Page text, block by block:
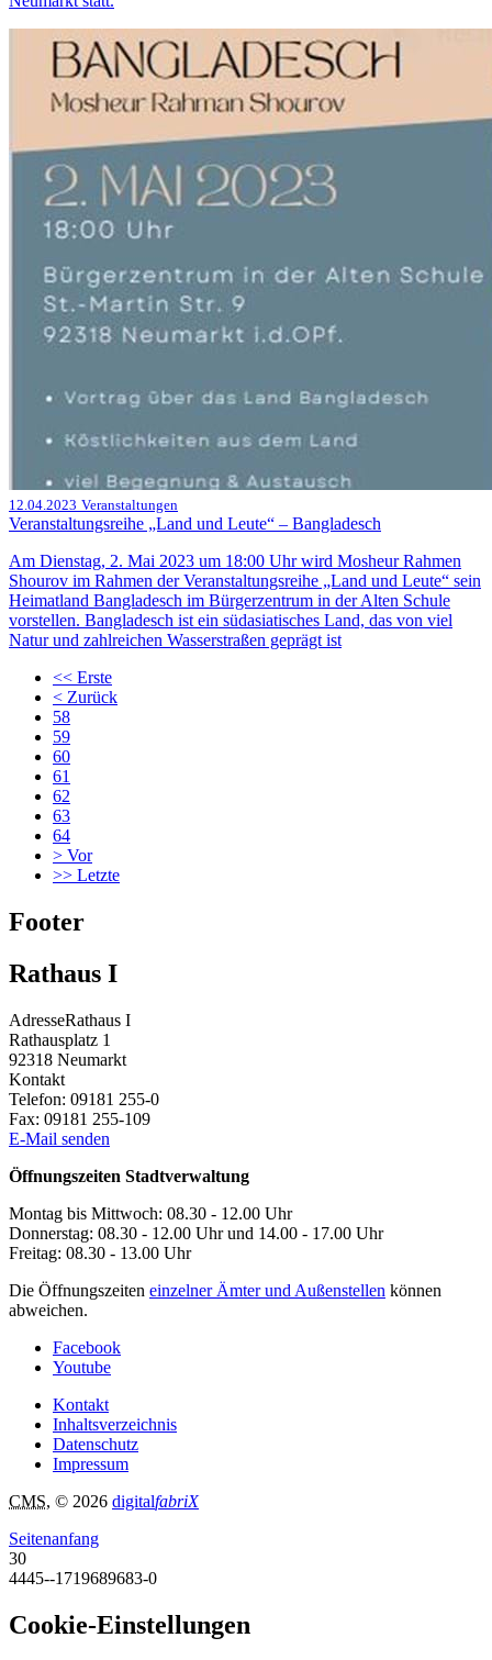
12.04.2023 Veranstaltungen
Veranstaltungsreihe „Land und Leute“ – Bangladesch
Am Dienstag, 2. Mai 2023 um 18:00 Uhr wird Mosheur Rahmen
Shourov im Rahmen der Veranstaltungsreihe „Land und Leute“ sein
Heimatland Bangladesch im Bürgerzentrum in der Alten Schule
vorstellen. Bangladesch ist ein südasiatisches Land, das von viel
Natur und zahlreichen Wasserstraßen geprägt ist
<< Erste
< Zurück
58
59
60
61
62
63
64
> Vor
>> Letzte
Footer
Rathaus I
AdresseRathaus I
Rathausplatz 1
92318 Neumarkt
Kontakt
Telefon: 09181 255-0
Fax: 09181 255-109
E-Mail senden
Öffnungszeiten Stadtverwaltung
Montag bis Mittwoch: 08.30 - 12.00 Uhr
Donnerstag: 08.30 - 12.00 Uhr und 14.00 - 17.00 Uhr
Freitag: 08.30 - 13.00 Uhr
Die Öffnungszeiten einzelner Ämter und Außenstellen können
abweichen.
Facebook
Youtube
Kontakt
Inhaltsverzeichnis
Datenschutz
Impressum
CMS, © 2026 digitalfabriX
Seitenanfang
30
4445--1719689683-0
Cookie-Einstellungen